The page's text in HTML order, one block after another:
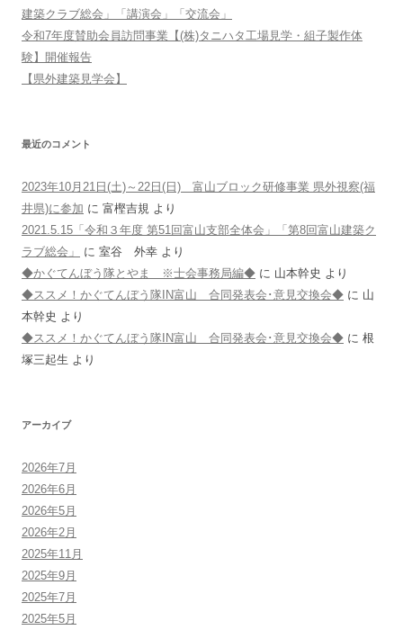
建築クラブ総会」「講演会」「交流会」
令和7年度賛助会員訪問事業【(株)タニハタ工場見学・組子製作体
験】開催報告
【県外建築見学会】
最近のコメント
2023年10月21日(土)～22日(日) 富山ブロック研修事業 県外視察(福
井県)に参加 に 富樫吉規 より
2021.5.15「令和３年度 第51回富山支部全体会」「第8回富山建築ク
ラブ総会」
に 室谷 外幸 より
◆かぐてんぼう隊とやま ※士会事務局編◆ に 山本幹史 より
◆ススメ！かぐてんぼう隊IN富山 合同発表会･意見交換会◆ に 山
本幹史 より
◆ススメ！かぐてんぼう隊IN富山 合同発表会･意見交換会◆ に 根
塚三起生 より
アーカイブ
2026年7月
2026年6月
2026年5月
2026年2月
2025年11月
2025年9月
2025年7月
2025年5月